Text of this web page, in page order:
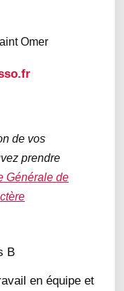
Omer
de vos
prendre
Générale de
B
en équipe et